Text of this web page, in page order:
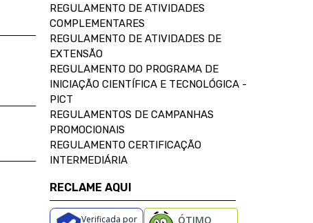
REGULAMENTO DE ATIVIDADES
COMPLEMENTARES
REGULAMENTO DE ATIVIDADES DE
EXTENSÃO
REGULAMENTO DO PROGRAMA DE
INICIAÇÃO CIENTÍFICA E TECNOLÓGICA -
PICT
REGULAMENTOS DE CAMPANHAS
PROMOCIONAIS
REGULAMENTO CERTIFICAÇÃO
INTERMEDIÁRIA
RECLAME AQUI
Verificada por ÓTIMO